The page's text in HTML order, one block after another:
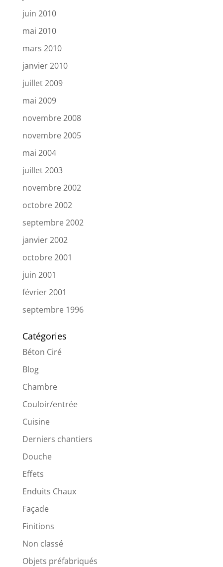
juin 2010
mai 2010
mars 2010
janvier 2010
juillet 2009
mai 2009
novembre 2008
novembre 2005
mai 2004
juillet 2003
novembre 2002
octobre 2002
septembre 2002
janvier 2002
octobre 2001
juin 2001
février 2001
septembre 1996
Catégories
Béton Ciré
Blog
Chambre
Couloir/entrée
Cuisine
Derniers chantiers
Douche
Effets
Enduits Chaux
Façade
Finitions
Non classé
Objets préfabriqués